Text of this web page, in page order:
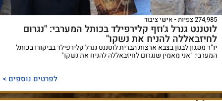
274,985 צפיות אישי ציבור
לוטננט גנרל ג'וזף קלירפילד בכותל המערבי: "נגרום
לחיזבאללה להניח את נשקו"
יו"ר מנגנון לבנון בצבא ארצות הברית לוטננט גנרל קלירפילד בביקורו בכותל
המערבי: "אני מאמין שנגרום לחיזבאללה להניח את נשקו"
לפרטים נוספים >